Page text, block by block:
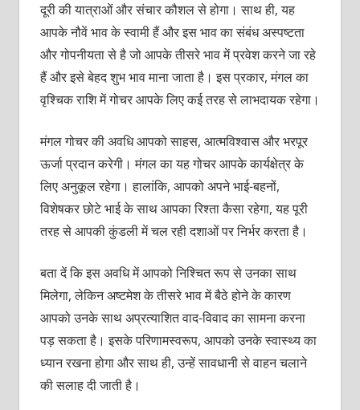
दूरी की यात्राओं और संचार कौशल से होगा। साथ ही, यह
आपके नौवें भाव के स्वामी हैं और इस भाव का संबंध अस्पष्टता
और गोपनीयता से है जो आपके तीसरे भाव में प्रवेश करने जा रहे
हैं और इसे बेहद शुभ भाव माना जाता है। इस प्रकार, मंगल का
वृश्चिक राशि में गोचर आपके लिए कई तरह से लाभदायक रहेगा।
मंगल गोचर की अवधि आपको साहस, आत्मविश्वास और भरपूर
ऊर्जा प्रदान करेगी। मंगल का यह गोचर आपके कार्यक्षेत्र के
लिए अनुकूल रहेगा। हालांकि, आपको अपने भाई-बहनों,
विशेषकर छोटे भाई के साथ आपका रिश्ता कैसा रहेगा, यह पूरी
तरह से आपकी कुंडली में चल रही दशाओं पर निर्भर करता है।
बता दें कि इस अवधि में आपको निश्चित रूप से उनका साथ
मिलेगा, लेकिन अष्टमेश के तीसरे भाव में बैठे होने के कारण
आपको उनके साथ अप्रत्याशित वाद-विवाद का सामना करना
पड़ सकता है। इसके परिणामस्वरूप, आपको उनके स्वास्थ्य का
ध्यान रखना होगा और साथ ही, उन्हें सावधानी से वाहन चलाने
की सलाह दी जाती है।